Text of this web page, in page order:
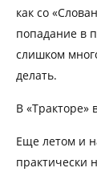
как со
попадание в
слишком
делать.
В «Тракторе»
Еще летом и
практически